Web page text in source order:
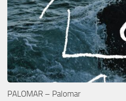
PALOMAR – Palomar